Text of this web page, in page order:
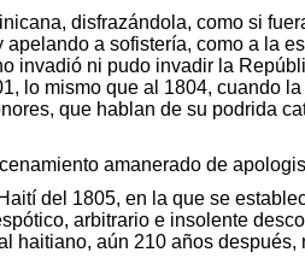
disfrazándola, como si
a sofistería, como a la
invadió ni pudo invadir la
lo mismo que al 1804, cuando
que hablan de su podrida
amanerado de
del 1805, en la que se
arbitrario e insolente
haitiano, aún 210 años